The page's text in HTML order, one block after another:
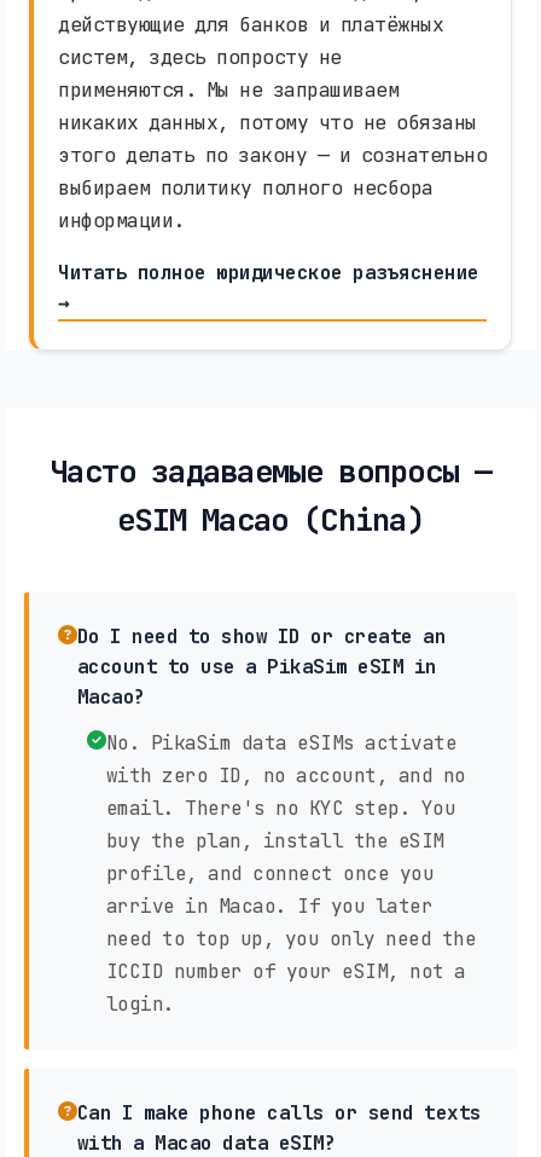
действующие для банков и платёжных
систем, здесь попросту не
применяются. Мы не запрашиваем
никаких данных, потому что не обязаны
этого делать по закону — и сознательно
выбираем политику полного несбора
информации.
Читать полное юридическое разъяснение
→
Часто задаваемые вопросы —
eSIM Macao (China)
Do I need to show ID or create an
account to use a PikaSim eSIM in
Macao?
No. PikaSim data eSIMs activate
with zero ID, no account, and no
email. There's no KYC step. You
buy the plan, install the eSIM
profile, and connect once you
arrive in Macao. If you later
need to top up, you only need the
ICCID number of your eSIM, not a
login.
Can I make phone calls or send texts
with a Macao data eSIM?